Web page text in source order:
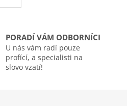
PORADÍ VÁM ODBORNÍCI
U nás vám radí pouze
profící, a specialisti na
slovo vzatí!